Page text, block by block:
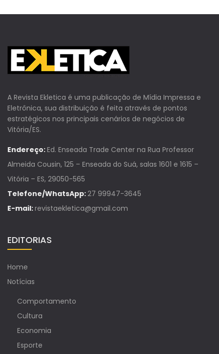
A Revista Ekletica é uma publicação de Mídia Impressa e
Eletrônica, sua distribuição é feita através de pontos
estratégicos nos principais cenários de negócios de
Vitória/ES.
Endereço:Ed. Enseada Trade Center na Rua Professor
Almeida Cousin, 125 – Enseada do Suá, salas 1601 e 1615 –
Vitória – ES, 29050-565
Telefone/WhatsApp:27 99947-3645
E-mail:revistaekletica@gmail.com
EDITORIAS
Home
Notícias
Comportamento
Cultura
Economia
Esporte